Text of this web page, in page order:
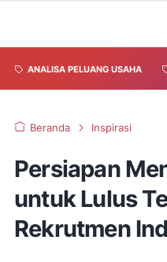
ANALISA PELUANG USAHA
Beranda Inspirasi
Persiapan
untuk Lulus
Rekrutmen